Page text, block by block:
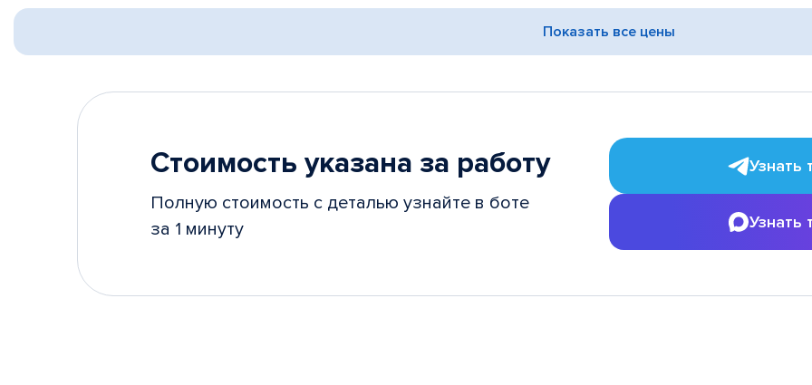
Показать все цены
Стоимость указана за работу
Полную стоимость с деталью узнайте в боте
за 1 минуту
Узнать
Узнать